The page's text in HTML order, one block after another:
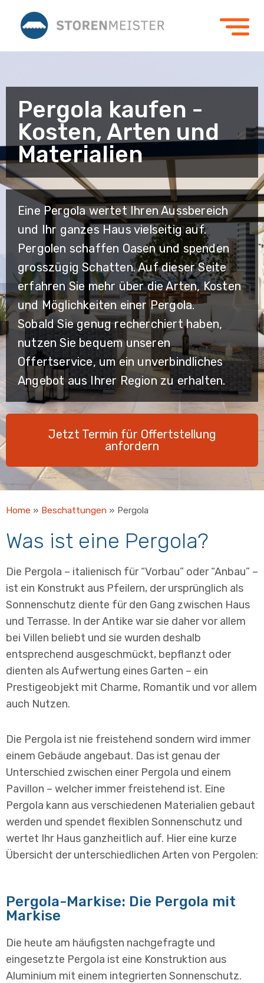
Pergola kaufen -
Kosten, Arten und
Materialien
Eine Pergola wertet Ihren Aussbereich
und Ihr ganzes Haus vielseitig auf.
Pergolen schaffen Oasen und spenden
grosszügig Schatten. Auf dieser Seite
erfahren Sie mehr über die Arten, Kosten
und Möglichkeiten einer Pergola.
Sobald Sie genug recherchiert haben,
nutzen Sie bequem unseren
Offertservice, um ein unverbindliches
Angebot aus Ihrer Region zu erhalten.
Jetzt Termin für Offertstellung
anfordern
Home » Beschattungen » Pergola
Was ist eine Pergola?
Die Pergola – italienisch für “Vorbau” oder “Anbau” –
ist ein Konstrukt aus Pfeilern, der ursprünglich als
Sonnenschutz diente für den Gang zwischen Haus
und Terrasse. In der Antike war sie daher vor allem
bei Villen beliebt und sie wurden deshalb
entsprechend ausgeschmückt, bepflanzt oder
dienten als Aufwertung eines Garten – ein
Prestigeobjekt mit Charme, Romantik und vor allem
auch Nutzen.
Die Pergola ist nie freistehend sondern wird immer
einem Gebäude angebaut. Das ist genau der
Unterschied zwischen einer Pergola und einem
Pavillon – welcher immer freistehend ist. Eine
Pergola kann aus verschiedenen Materialien gebaut
werden und spendet flexiblen Sonnenschutz und
wertet Ihr Haus ganzheitlich auf. Hier eine kurze
Übersicht der unterschiedlichen Arten von Pergolen:
Pergola-Markise: Die Pergola mit
Markise
Die heute am häufigsten nachgefragte und
eingesetzte Pergola ist eine Konstruktion aus
Aluminium mit einem integrierten Sonnenschutz.